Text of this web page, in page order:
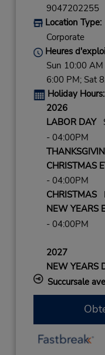
9047202255
Location Type:
Corporate
Heures
Sun 10:00
6:00 PM; Sat
Holiday Hours:
2026
LABOR DAY
- 04:00PM
CHRISTMAS
- 04:00PM
CHRISTMAS
NEW YEARS
- 04:00PM
2027
NEW YEARS
Succursale